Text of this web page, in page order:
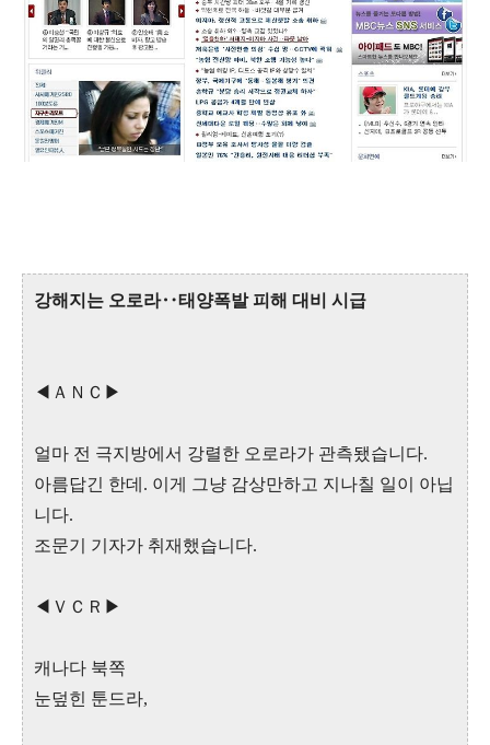
강해지는 오로라‥태양폭발 피해 대비 시급
◀ＡＮＣ▶
얼마 전 극지방에서 강렬한 오로라가 관측됐습니다.
아름답긴 한데. 이게 그냥 감상만하고 지나칠 일이 아닙
니다.
조문기 기자가 취재했습니다.
◀ＶＣＲ▶
캐나다 북쪽
눈덮힌 툰드라,